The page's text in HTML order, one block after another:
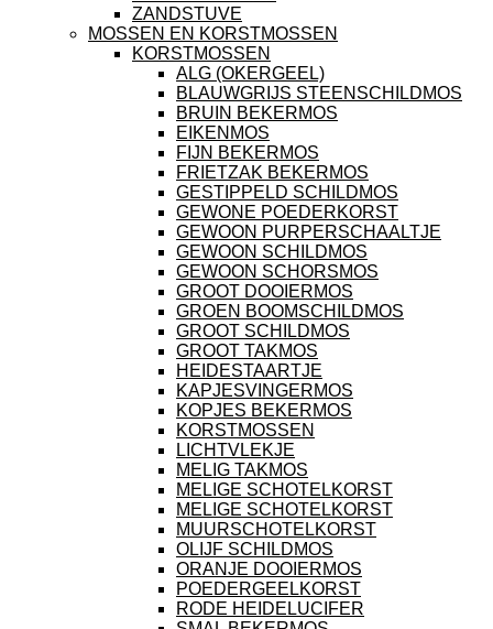
ZANDSTUVE
MOSSEN EN KORSTMOSSEN
KORSTMOSSEN
ALG (OKERGEEL)
BLAUWGRIJS STEENSCHILDMOS
BRUIN BEKERMOS
EIKENMOS
FIJN BEKERMOS
FRIETZAK BEKERMOS
GESTIPPELD SCHILDMOS
GEWONE POEDERKORST
GEWOON PURPERSCHAALTJE
GEWOON SCHILDMOS
GEWOON SCHORSMOS
GROOT DOOIERMOS
GROEN BOOMSCHILDMOS
GROOT SCHILDMOS
GROOT TAKMOS
HEIDESTAARTJE
KAPJESVINGERMOS
KOPJES BEKERMOS
KORSTMOSSEN
LICHTVLEKJE
MELIG TAKMOS
MELIGE SCHOTELKORST
MELIGE SCHOTELKORST
MUURSCHOTELKORST
OLIJF SCHILDMOS
ORANJE DOOIERMOS
POEDERGEELKORST
RODE HEIDELUCIFER